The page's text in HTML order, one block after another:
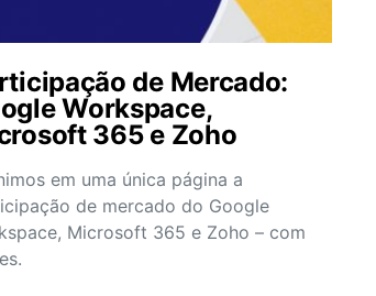
de Mercado:
Workspace,
365 e Zoho
em uma única página a
de mercado do Google
Microsoft 365 e Zoho – com